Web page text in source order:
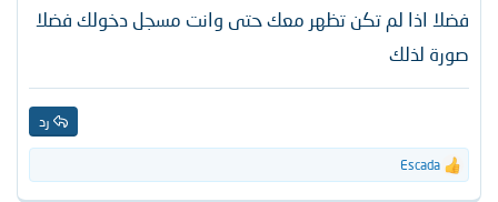
فضلا اذا لم تكن تظهر معك حتى وانت مسجل دخولك فضلا
صورة لذلك
رد
ا
Escada